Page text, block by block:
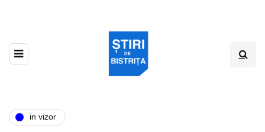
in vizor